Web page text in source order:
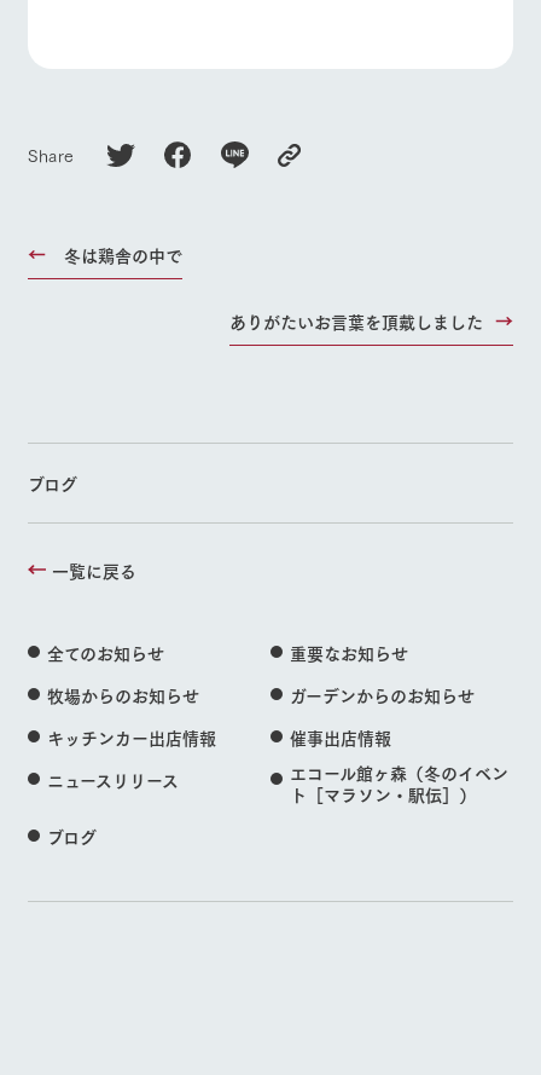
Share
冬は鶏舎の中で
ありがたいお言葉を頂戴しました
ブログ
一覧に戻る
全てのお知らせ
重要なお知らせ
牧場からのお知らせ
ガーデンからのお知らせ
キッチンカー出店情報
催事出店情報
ニュースリリース
エコール館ヶ森（冬のイベン
ト［マラソン・駅伝］）
ブログ